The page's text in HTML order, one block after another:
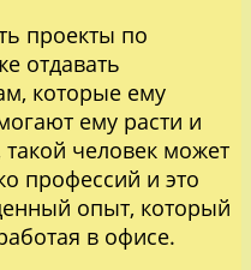
проекты по
отдавать
которые ему
ему расти и
такой человек может
профессий и это
опыт, который
в офисе.